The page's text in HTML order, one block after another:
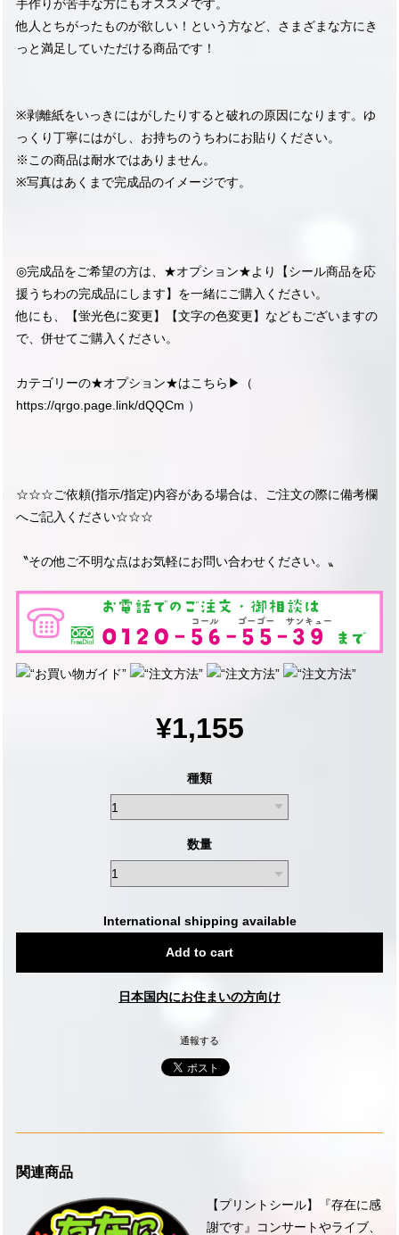
手作りが苦手な方にもオススメです。
他人とちがったものが欲しい！という方など、さまざまな方にき
っと満足していただける商品です！
※剥離紙をいっきにはがしたりすると破れの原因になります。ゆ
っくり丁寧にはがし、お持ちのうちわにお貼りください。
※この商品は耐水ではありません。
※写真はあくまで完成品のイメージです。
◎完成品をご希望の方は、★オプション★より【シール商品を応
援うちわの完成品にします】を一緒にご購入ください。
他にも、【蛍光色に変更】【文字の色変更】などもございますの
で、併せてご購入ください。
カテゴリーの★オプション★はこちら▶︎（
https://qrgo.page.link/dQQCm ）
☆☆☆ご依頼(指示/指定)内容がある場合は、ご注文の際に備考欄
へご記入ください☆☆☆
〝その他ご不明な点はお気軽にお問い合わせください。〟
¥1,155
種類
数量
International shipping available
Add to cart
日本国内にお住まいの方向け
通報する
関連商品
【プリントシール】『存在に感
謝です』コンサートやライブ、